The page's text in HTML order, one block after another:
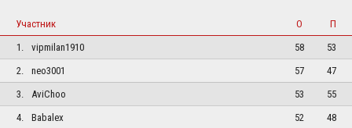
Участник О
П
1.
vipmilan1910 58
53
2.
neo3001 57
47
3.
AviChoo 53
55
4.
Babalex 52 48